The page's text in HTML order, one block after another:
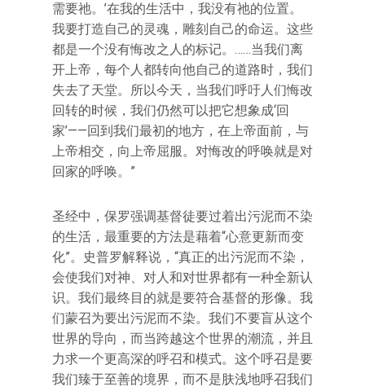
需要祂。’在我的生活中，我没有祂的位置。
我要打造自己的灵魂，雕刻自己的命运。这些
都是一个没有悔改之人的标记。……当我们离
开上帝，每个人都转向他自己的道路时，我们
失去了天堂。所以今天，当我们呼吁人们悔改
回转的时候，我们仍然可以把它想象成‘回
家’——回到我们最初的地方，在上帝面前，与
上帝相交，向上帝屈服。对悔改的呼唤就是对
回家的呼唤。”
圣经中，保罗强调基督徒要过着出污泥而不染
的生活，最重要的方法是藉着“心意更新而变
化”。史普罗解释说，“真正的出污泥而不染，
会使我们对神、对人和对世界都有一种全新认
识。我们最终目的就是要符合基督的形像。我
们蒙召为要出污泥而不染。我们不要盲从这个
世界的导向，而当跨越这个世界的潮流，并且
力求一个更高深的呼召和模式。这个呼召是要
我们臻于至善的境界，而不是肤浅地呼召我们